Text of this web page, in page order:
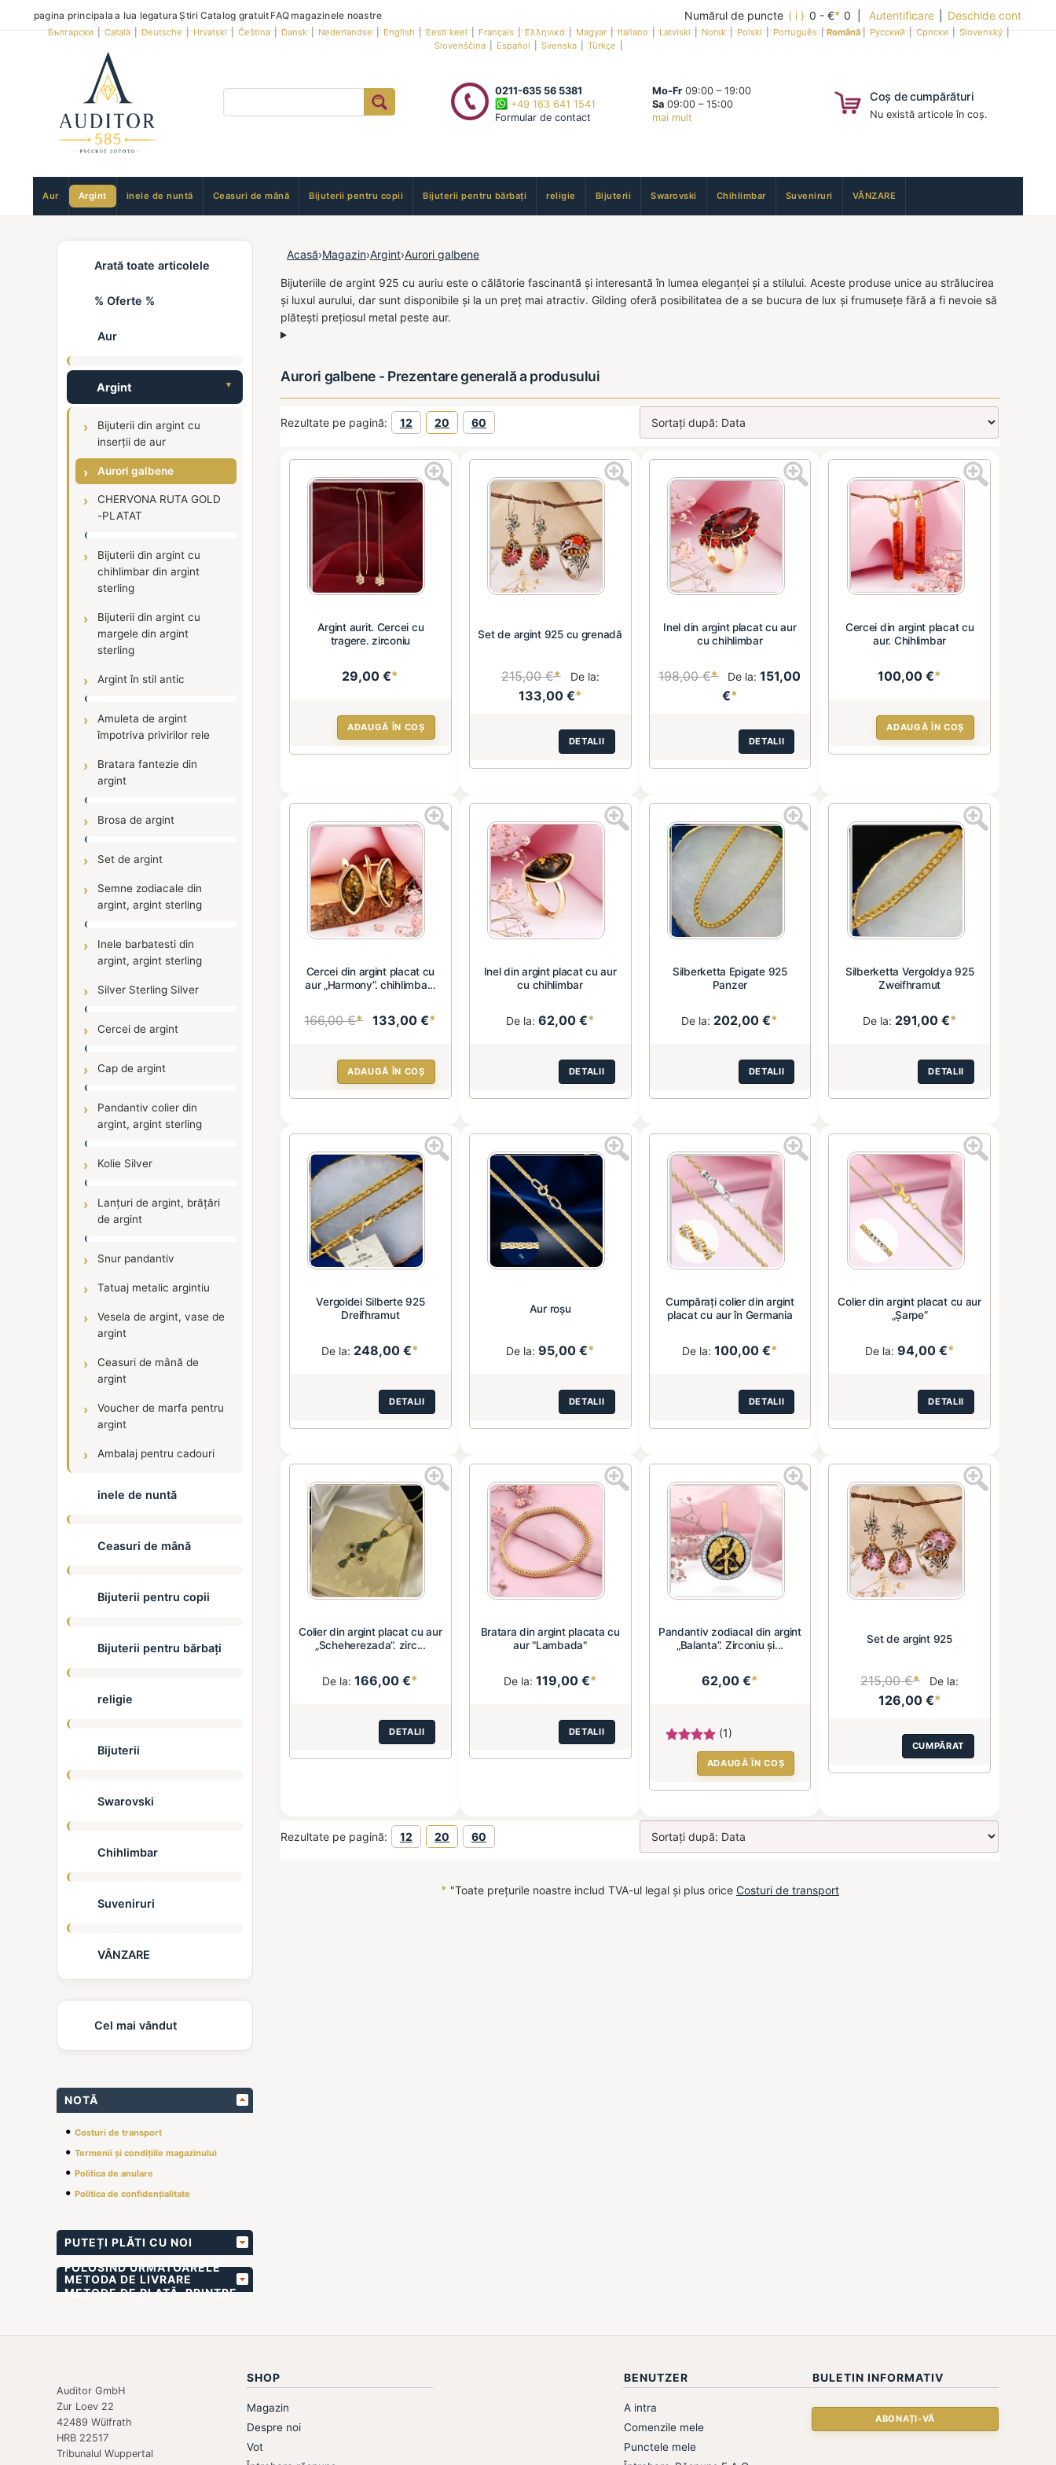
pagina principala a lua legatura Știri Catalog gratuit FAQmagazinele noastre Numărul de puncte ( i ) 0 - €* 0 | Autentificare Deschide cont
Български|Català|Deutsche|Hrvatski|Čeština|Dansk|Nederlandse|English|Eesti keel|Français|Ελληνικά|Magyar|Italiano|Latviski|Norsk|Polski|Português|Română|Русский|Српски|Slovenský|
Slovenščina
Español Svenska Türkçe
0211-635 56 5381
+49 163 641 1541
Formular de contact
Mo-Fr09:00 – 19:00
Sa09:00 – 15:00
mai mult
Coș de cumpărături
Nu există articole în coș.
Aur Argint inele de nuntă Ceasuri de mână Bijuterii pentru copii Bijuterii pentru bărbați religie Bijuterii Swarovski Chihlimbar Suveniruri VÂNZARE
Arată toate articolele
% Oferte %
Aur
Argint
Bijuterii din argint cu
inserții de aur
Aurori galbene
CHERVONA RUTA GOLD
-PLATAT
Bijuterii din argint cu
chihlimbar din argint
sterling
Bijuterii din argint cu
margele din argint
sterling
Argint în stil antic
Amuleta de argint
împotriva privirilor rele
Bratara fantezie din
argint
Brosa de argint
Set de argint
Semne zodiacale din
argint, argint sterling
Inele barbatesti din
argint, argint sterling
Silver Sterling Silver
Cercei de argint
Cap de argint
Pandantiv colier din
argint, argint sterling
Kolie Silver
Lanțuri de argint, brățări
de argint
Snur pandantiv
Tatuaj metalic argintiu
Vesela de argint, vase de
argint
Ceasuri de mână de
argint
Voucher de marfa pentru
argint
Ambalaj pentru cadouri
inele de nuntă
Ceasuri de mână
Bijuterii pentru copii
Bijuterii pentru bărbați
religie
Bijuterii
Swarovski
Chihlimbar
Suveniruri
VÂNZARE
Cel mai vândut
NOTĂ
• Costuri de transport
• Termenii și condițiile magazinului
• Politica de anulare
• Politica de confidențialitate
PUTEȚI PLĂTI CU NOI
FOLOSIND URMĂTOARELE
METODE DE PLATĂ, PRINTRE
METODA DE LIVRARE
Acasă›Magazin›Argint›Aurori galbene
Bijuteriile de argint 925 cu auriu este o călătorie fascinantă și interesantă în lumea eleganței și a stilului. Aceste produse unice au strălucirea
și luxul aurului, dar sunt disponibile și la un preț mai atractiv. Gilding oferă posibilitatea de a se bucura de lux și frumusețe fără a fi nevoie să
plătești prețiosul metal peste aur.
Aurori galbene - Prezentare generală a produsului
Rezultate pe pagină: 12 20 60
Argint aurit. Cercei cu
tragere. zirconiu
29,00 €*
ADAUGĂ ÎN COȘ
Set de argint 925 cu grenadă
215,00 €* De la:
133,00 €*
DETALII
Inel din argint placat cu aur
cu chihlimbar
198,00 €* De la:151,00
€*
DETALII
Cercei din argint placat cu
aur. Chihlimbar
100,00 €*
ADAUGĂ ÎN COȘ
Cercei din argint placat cu
aur „Harmony”. chihlimba...
166,00 €* 133,00 €*
ADAUGĂ ÎN COȘ
Inel din argint placat cu aur
cu chihlimbar
De la: 62,00 €*
DETALII
Silberketta Epigate 925
Panzer
De la: 202,00 €*
DETALII
Silberketta Vergoldya 925
Zweifhramut
De la: 291,00 €*
DETALII
Vergoldei Silberte 925
Dreifhramut
De la: 248,00 €*
DETALII
Aur roșu
De la: 95,00 €*
DETALII
Cumpărați colier din argint
placat cu aur în Germania
De la: 100,00 €*
DETALII
Colier din argint placat cu aur
„Șarpe”
De la: 94,00 €*
DETALII
Colier din argint placat cu aur
„Scheherezada”. zirc...
De la:166,00 €*
DETALII
Bratara din argint placata cu
aur "Lambada"
De la: 119,00 €*
DETALII
Pandantiv zodiacal din argint
„Balanta”. Zirconiu și...
62,00 €*
(1)
ADAUGĂ ÎN COȘ
Set de argint 925
215,00 €* De la:
126,00 €*
CUMPĂRAT
Rezultate pe pagină: 12 20 60
* "Toate prețurile noastre includ TVA-ul legal și plus orice Costuri de transport
Auditor GmbH
Zur Loev 22
42489 Wülfrath
HRB 22517
Tribunalul Wuppertal
SHOP
Magazin
Despre noi
Vot
BENUTZER
A intra
Comenzile mele
Punctele mele
BULETIN INFORMATIV